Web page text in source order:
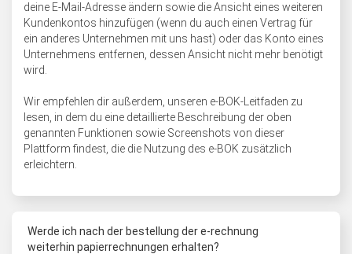
deine E-Mail-Adresse ändern sowie die Ansicht eines weiteren
Kundenkontos hinzufügen (wenn du auch einen Vertrag für
ein anderes Unternehmen mit uns hast) oder das Konto eines
Unternehmens entfernen, dessen Ansicht nicht mehr benötigt
wird.
Wir empfehlen dir außerdem, unseren e-BOK-Leitfaden zu
lesen, in dem du eine detaillierte Beschreibung der oben
genannten Funktionen sowie Screenshots von dieser
Plattform findest, die die Nutzung des e-BOK zusätzlich
erleichtern.
Werde ich nach der bestellung der e-rechnung
weiterhin papierrechnungen erhalten?